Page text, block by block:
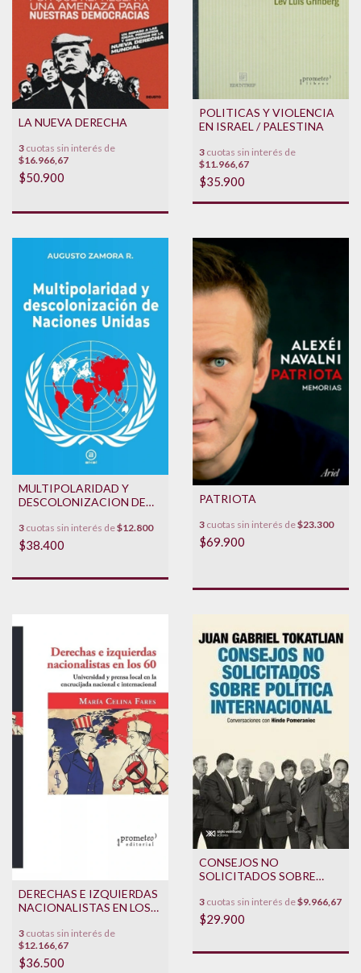
LA NUEVA DERECHA
3 cuotas sin interés de
$16.966,67
$50.900
POLITICAS Y VIOLENCIA
EN ISRAEL / PALESTINA
3 cuotas sin interés de
$11.966,67
$35.900
MULTIPOLARIDAD Y
DESCOLONIZACION DE
3 cuotas sin interés de$12.800
$38.400
PATRIOTA
3 cuotas sin interés de$23.300
$69.900
DERECHAS E IZQUIERDAS
NACIONALISTAS EN LOS
3 cuotas sin interés de
$12.166,67
$36.500
CONSEJOS NO
SOLICITADOS SOBRE
INTERNACIONAL
3 cuotas sin interés de$9.966,67
$29.900